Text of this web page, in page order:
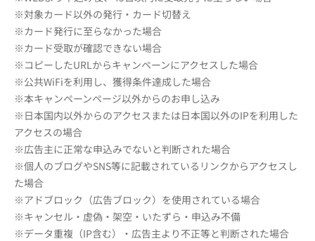
※対象カード以外の発行・カード切替え
※カード発行に至らなかった場合
※カード受取が確認できない場合
※コピーしたURLからキャンペーンにアクセスした場合
※公共WiFiを利用し、獲得条件達成した場合
※本キャンペーンページ以外からのお申し込み
※日本国内以外からのアクセスまたは日本国以外のIPを利用した
アクセスの場合
※広告主に正常な申込みでないと判断された場合
※個人のブログやSNS等に記載されているリンクからアクセスし
た場合
※アドブロック（広告ブロック）を使用されている場合
※キャンセル・虚偽・架空・いたずら・申込み不備
※データ重複（IP含む）・広告主より不正等と判断された場合